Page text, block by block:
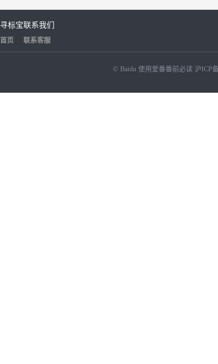
寻标宝
首页
联系我们
联系客服
© Baidu 使用爱番番前必读 沪ICP